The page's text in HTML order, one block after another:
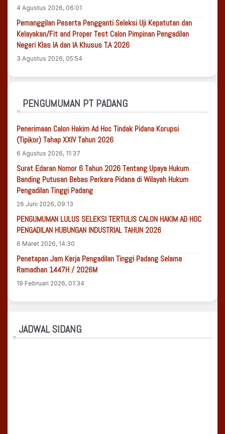
4 Agustus 2026, 06:01
Pemanggilan Peserta Pengganti Seleksi Uji Kepatutan dan
Kelayakan/Fit and Proper Test Calon Pimpinan Pengadilan
Negeri Klas IA dan IA Khusus T.A 2026
3 Agustus 2026, 05:54
PENGUMUMAN PT PADANG
Penerimaan Calon Hakim Ad Hoc Tindak Pidana Korupsi
(Tipikor) Tahap XXIV Tahun 2026
6 Agustus 2026, 11:37
Surat Edaran Nomor 6 Tahun 2026 Tentang Upaya Hukum
Banding Putusan Bebas Perkara Pidana di Wilayah Hukum
Pengadilan Tinggi Padang
26 Juni 2026, 09:13
PENGUMUMAN LULUS SELEKSI TERTULIS CALON HAKIM AD HOC
PENGADILAN HUBUNGAN INDUSTRIAL TAHUN 2026
6 Maret 2026, 14:30
Penetapan Jam Kerja Pengadilan Tinggi Padang Selama
Ramadhan 1447H / 2026M
19 Februari 2026, 01:34
JADWAL SIDANG